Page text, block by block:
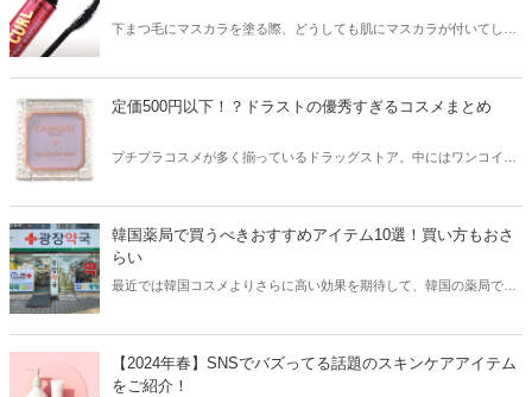
下まつ毛にマスカラを塗る際、どうしても肌にマスカラが付いてしま
カラをチェックしてみましょう。
定価500円以下！？ドラストの優秀すぎるコスメまとめ
プチプラコスメが多く揃っているドラッグストア。中にはワンコイン
てみましょう。
韓国薬局で買うべきおすすめアイテム10選！買い方もおさ
らい
最近では韓国コスメよりさらに高い効果を期待して、韓国の薬局で医
ましょう。
【2024年春】SNSでバズってる話題のスキンケアアイテム
をご紹介！